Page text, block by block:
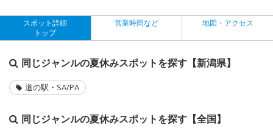
スポット詳細
トップ
営業時間など 地図・アクセス
同じジャンルの夏休みスポットを探す【新潟県】
道の駅・SA/PA
同じジャンルの夏休みスポットを探す【全国】